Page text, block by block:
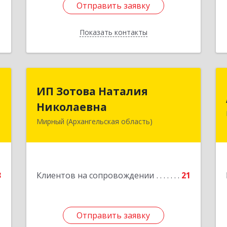
Отправить заявку
Показать контакты
Отправить заявку
Назад
ИП Зотова Наталия
Николаевна
Мирный (Архангельская область)
Клиентов на сопровождении 21
Отправить заявку
Николаевна
164170, г.Мирный, Архангельской
Отправить заявку